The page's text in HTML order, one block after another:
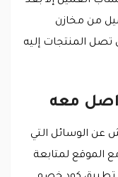
من مخازن
تصل المنتجات إليه
معه
الوسائل التي
الموقع لمتابعة